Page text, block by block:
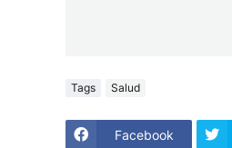
Tags Salud
Facebook